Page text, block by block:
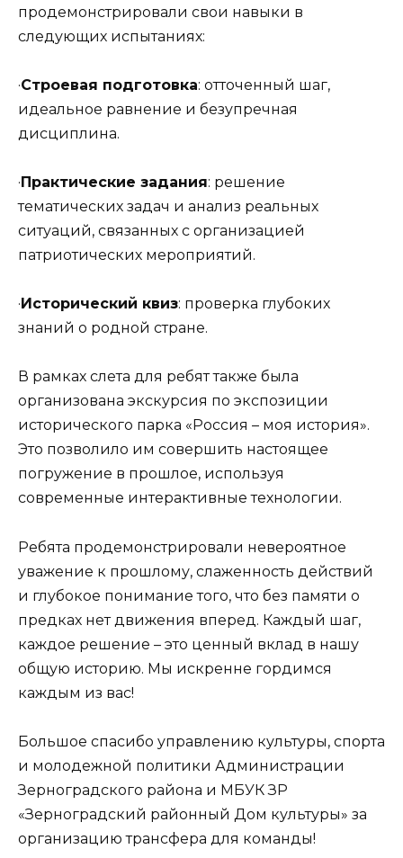
продемонстрировали свои навыки в
следующих испытаниях:
·Строевая подготовка: отточенный шаг,
идеальное равнение и безупречная
дисциплина.
·Практические задания: решение
тематических задач и анализ реальных
ситуаций, связанных с организацией
патриотических мероприятий.
· Исторический квиз: проверка глубоких
знаний о родной стране.
В рамках слета для ребят также была
организована экскурсия по экспозиции
исторического парка «Россия – моя история».
Это позволило им совершить настоящее
погружение в прошлое, используя
современные интерактивные технологии.
Ребята продемонстрировали невероятное
уважение к прошлому, слаженность действий
и глубокое понимание того, что без памяти о
предках нет движения вперед. Каждый шаг,
каждое решение – это ценный вклад в нашу
общую историю. Мы искренне гордимся
каждым из вас!
Большое спасибо управлению культуры, спорта
и молодежной политики Администрации
Зерноградского района и МБУК ЗР
«Зерноградский районный Дом культуры» за
организацию трансфера для команды!